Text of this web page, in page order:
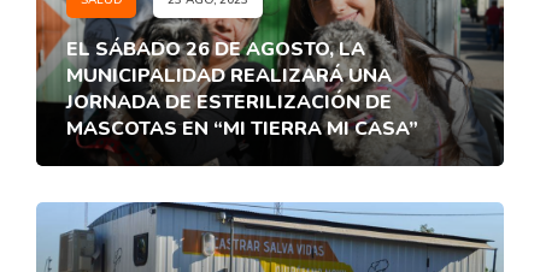
EL SÁBADO 26 DE AGOSTO, LA
MUNICIPALIDAD REALIZARÁ UNA
JORNADA DE ESTERILIZACIÓN DE
MASCOTAS EN “MI TIERRA MI CASA”